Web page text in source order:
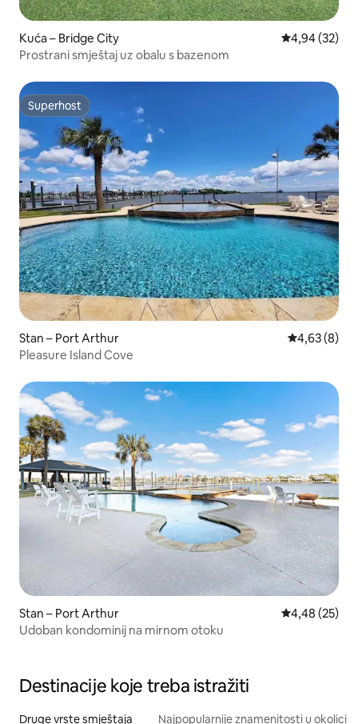
Kuća – Bridge City Prosječna
4,94 (32)
Prostrani smještaj uz obalu s bazenom
Superhost
Superhost
Stan – Port Arthur Prosječna
4,63 (8)
Pleasure Island Cove
Stan – Port Arthur Prosječna
4,48 (25)
Udoban kondominij na mirnom otoku
Destinacije koje treba istražiti
Druge vrste smještaja Najpopularnije znamenitosti u okolici